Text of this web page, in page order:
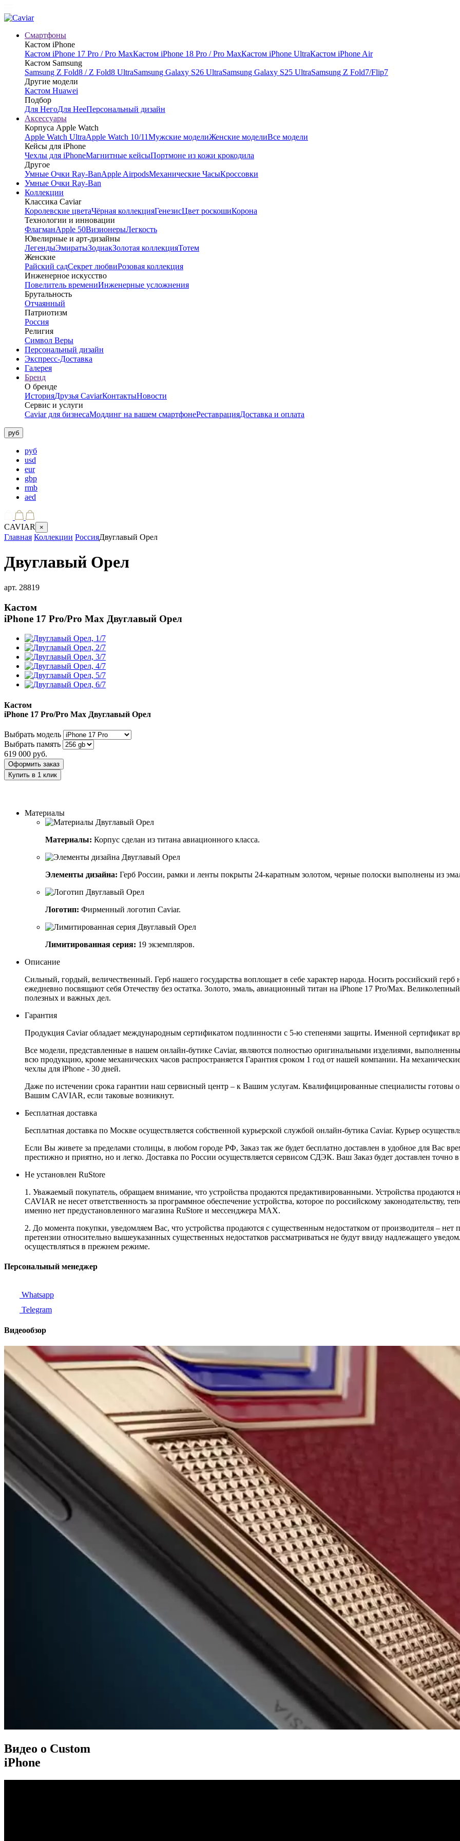
Смартфоны
Кастом iPhone
Кастом iPhone 17 Pro / Pro MaxКастом iPhone 18 Pro / Pro MaxКастом iPhone UltraКастом iPhone Air
Кастом Samsung
Samsung Z Fold8 / Z Fold8 UltraSamsung Galaxy S26 UltraSamsung Galaxy S25 UltraSamsung Z Fold7/Flip7
Другие модели
Кастом Huawei
Подбор
Для НегоДля НееПерсональный дизайн
Аксессуары
Корпуса Apple Watch
Apple Watch UltraApple Watch 10/11Мужские моделиЖенские моделиВсе модели
Кейсы для iPhone
Чехлы для iPhoneМагнитные кейсыПортмоне из кожи крокодила
Другое
Умные Очки Ray-BanApple AirpodsМеханические ЧасыКроссовки
Умные Очки Ray-Ban
Коллекции
Классика Caviar
Королевские цветаЧёрная коллекцияГенезисЦвет роскошиКорона
Технологии и инновации
ФлагманApple 50ВизионерыЛегкость
Ювелирные и арт-дизайны
ЛегендыЭмиратыЗодиакЗолотая коллекцияТотем
Женские
Райский садСекрет любвиРозовая коллекция
Инженерное искусство
Повелитель времениИнженерные усложнения
Брутальность
Отчаянный
Патриотизм
Россия
Религия
Символ Веры
Персональный дизайн
Экспресс-Доставка
Галерея
Бренд
О бренде
ИсторияДрузья CaviarКонтактыНовости
Сервис и услуги
Caviar для бизнесаМоддинг на вашем смартфонеРеставрацияДоставка и оплата
руб
руб
usd
eur
gbp
rmb
aed
CAVIAR ×
Главная Коллекции РоссияДвуглавый Орел
Двуглавый Орел
арт. 28819
Кастом
iPhone 17 Pro/Pro Max Двуглавый Орел
Кастом
iPhone 17 Pro/Pro Max Двуглавый Орел
Выбрать модель
Выбрать память
619 000 руб.
Оформить заказ
Купить в 1 клик
Материалы
Материалы: Корпус сделан из титана авиационного класса.
Элементы дизайна: Герб России, рамки и ленты покрыты 24-каратным золотом, черные полоски выполнены из
Логотип: Фирменный логотип Caviar.
Лимитированная серия: 19 экземпляров.
Описание
Сильный, гордый, величественный. Герб нашего государства воплощает в себе характер народа. Носить российский
ежедневно посвящают себя Отечеству без остатка. Золото, эмаль, авиационный титан на iPhone 17 Pro/Max.
полезных и важных дел.
Гарантия
Продукция Caviar обладает международным сертификатом подлинности с 5-ю степенями защиты. Именной сертификат
Все модели, представленные в нашем онлайн-бутике Caviar, являются полностью оригинальными изделиями,
всю продукцию, кроме механических часов распространяется Гарантия сроком 1 год от нашей компании. На
чехлы для iPhone - 30 дней.
Даже по истечении срока гарантии наш сервисный центр – к Вашим услугам. Квалифицированные специалисты готовы
Вашим CAVIAR, если таковые возникнут.
Бесплатная доставка
Бесплатная доставка по Москве осуществляется собственной курьерской службой онлайн-бутика Caviar. Курьер
Если Вы живете за пределами столицы, в любом городе РФ, Заказ так же будет бесплатно доставлен в удобное для Вас
престижно и приятно, но и легко. Доставка по России осуществляется сервисом СДЭК. Ваш Заказ будет доставлен точно
Не установлен RuStore
1. Уважаемый покупатель, обращаем внимание, что устройства продаются предактивированными. Устройства продаются
CAVIAR не несет ответственность за программное обеспечение устройства, которое по российскому законодательству,
именно нет предустановленного магазина RuStore и мессенджера MAX.
2. До момента покупки, уведомляем Вас, что устройства продаются с существенным недостатком от производителя –
претензии относительно вышеуказанных существенных недостатков рассматриваться не будут ввиду надлежащего
осуществляться в прежнем режиме.
Персональный менеджер
Whatsapp
Telegram
Видеообзор
Видео о Custom
iPhone